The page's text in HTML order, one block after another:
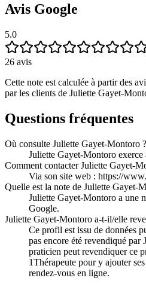
Avis Google
5.0
26 avis
Cette note est calculée à partir des
par les clients de Juliette Gayet-
Questions fréquentes
Où consulte Juliette Gayet-Montoro ?
Juliette Gayet-Montoro exerce
Comment contacter Juliette Gayet-
Via son site web : https://
Quelle est la note de Juliette Gayet-
Juliette Gayet-Montoro a une
Google.
Juliette Gayet-Montoro a-t-il/elle
Ce profil est issu de données
pas encore été revendiqué
praticien peut revendiquer ce
1Thérapeute pour y ajouter
rendez-vous en ligne.